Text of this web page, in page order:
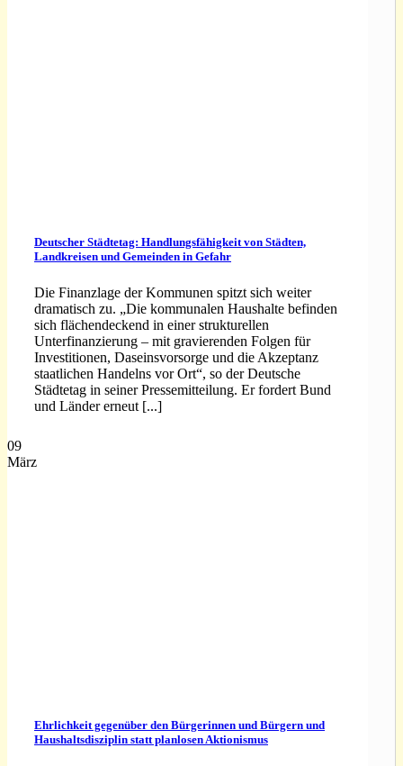
Deutscher Städtetag: Handlungsfähigkeit von Städten,
Landkreisen und Gemeinden in Gefahr
Die Finanzlage der Kommunen spitzt sich weiter
dramatisch zu. „Die kommunalen Haushalte befinden
sich flächendeckend in einer strukturellen
Unterfinanzierung – mit gravierenden Folgen für
Investitionen, Daseinsvorsorge und die Akzeptanz
staatlichen Handelns vor Ort“, so der Deutsche
Städtetag in seiner Pressemitteilung. Er fordert Bund
und Länder erneut [...]
09
März
Ehrlichkeit gegenüber den Bürgerinnen und Bürgern und
Haushaltsdisziplin statt planlosen Aktionismus